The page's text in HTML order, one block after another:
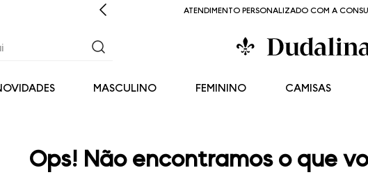
ATENDIMENTO PERSONALIZADO COM A
MASCULINO FEMININO CAMISAS
Ops! Não encontramos o que